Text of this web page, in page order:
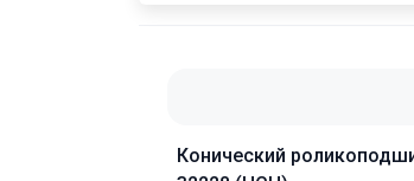
Конический